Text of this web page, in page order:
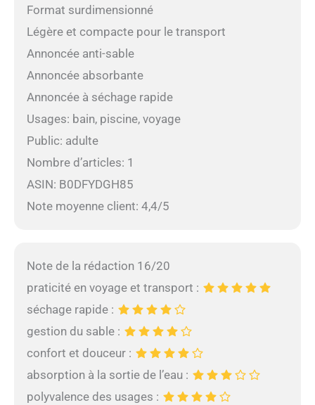
Format surdimensionné
Légère et compacte pour le transport
Annoncée anti-sable
Annoncée absorbante
Annoncée à séchage rapide
Usages: bain, piscine, voyage
Public: adulte
Nombre d’articles: 1
ASIN: B0DFYDGH85
Note moyenne client: 4,4/5
Note de la rédaction 16/20
praticité en voyage et transport :
séchage rapide :
gestion du sable :
confort et douceur :
absorption à la sortie de l’eau :
polyvalence des usages :